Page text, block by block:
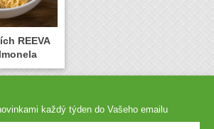
REEVA
každý týden do Vašeho emailu